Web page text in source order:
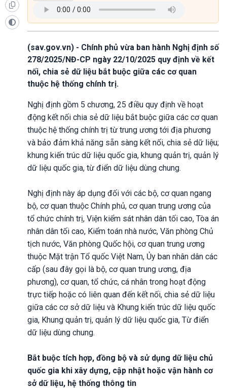
(sav.gov.vn) - Chính phủ vừa ban hành Nghị định số
278/2025/NĐ-CP ngày 22/10/2025 quy định về kết
nối, chia sẻ dữ liệu bắt buộc giữa các cơ quan
thuộc hệ thống chính trị.
Nghị định gồm 5 chương, 25 điều quy định về hoạt
động kết nối chia sẻ dữ liệu bắt buộc giữa các cơ quan
thuộc hệ thống chính trị từ trung ương tới địa phương
và bảo đảm khả năng sẵn sàng kết nối, chia sẻ dữ liệu;
khung kiến trúc dữ liệu quốc gia, khung quản trị, quản lý
dữ liệu quốc gia, từ điển dữ liệu dùng chung.
Nghị định này áp dụng đối với các bộ, cơ quan ngang
bộ, cơ quan thuộc Chính phủ, cơ quan trung ương của
tổ chức chính trị, Viện kiểm sát nhân dân tối cao, Tòa án
nhân dân tối cao, Kiểm toán nhà nước, Văn phòng Chủ
tịch nước, Văn phòng Quốc hội, cơ quan trung ương
thuộc Mặt trận Tổ quốc Việt Nam, Ủy ban nhân dân các
cấp (sau đây gọi là bộ, cơ quan trung ương, địa
phương), cơ quan, tổ chức, cá nhân trong hoạt động
trực tiếp hoặc có liên quan đến kết nối, chia sẻ dữ liệu
giữa các cơ sở dữ liệu và Khung kiến trúc dữ liệu quốc
gia, Khung quản trị, quản lý dữ liệu quốc gia, Từ điển
dữ liệu dùng chung.
Bắt buộc tích hợp, đồng bộ và sử dụng dữ liệu chủ
quốc gia khi xây dựng, cập nhật hoặc vận hành cơ
sở dữ liệu, hệ thống thông tin